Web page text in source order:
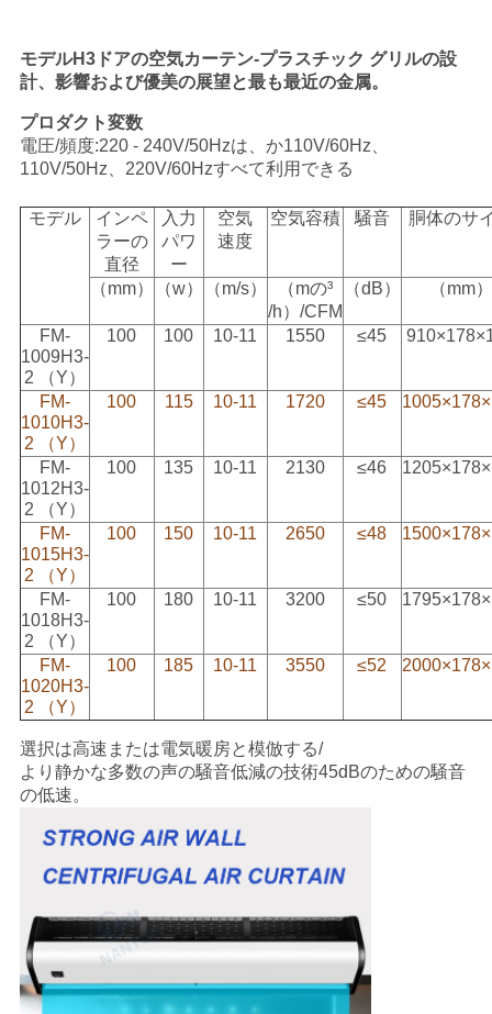
い
ニ
ュ
ー
場
合
地
図
PRIVACY
POLICY
モデルH3ドアの空気カーテン-プラスチック グリルの設
計、影響および優美の展望と最も最近の金属。
プロダクト変数
電圧/頻度:220 - 240V/50Hzは、か110V/60Hz、
110V/50Hz、220V/60Hzすべて利用できる
モデル
インペ
ラーの
直径
入力
パワ
ー
空気
速度
空気容積 騒音 胴体のサ
（mm） （w） （m/s）
（mの³
/h）/CFM
（dB） （mm）
FM-
1009H3-
2 （Y）
100 100 10-11 1550 ≤45
FM-
1010H3-
2 （Y）
100 115 10-11 1720 ≤45
FM-
1012H3-
2 （Y）
100 135 10-11 2130 ≤46
FM-
1015H3-
2 （Y）
100 150 10-11 2650 ≤48
FM-
1018H3-
2 （Y）
100 180 10-11 3200 ≤50
FM-
1020H3-
2 （Y）
100 185 10-11 3550 ≤52
選択は高速または電気暖房と模倣する/
より静かな多数の声の騒音低減の技術45dBのための騒音
の低速。